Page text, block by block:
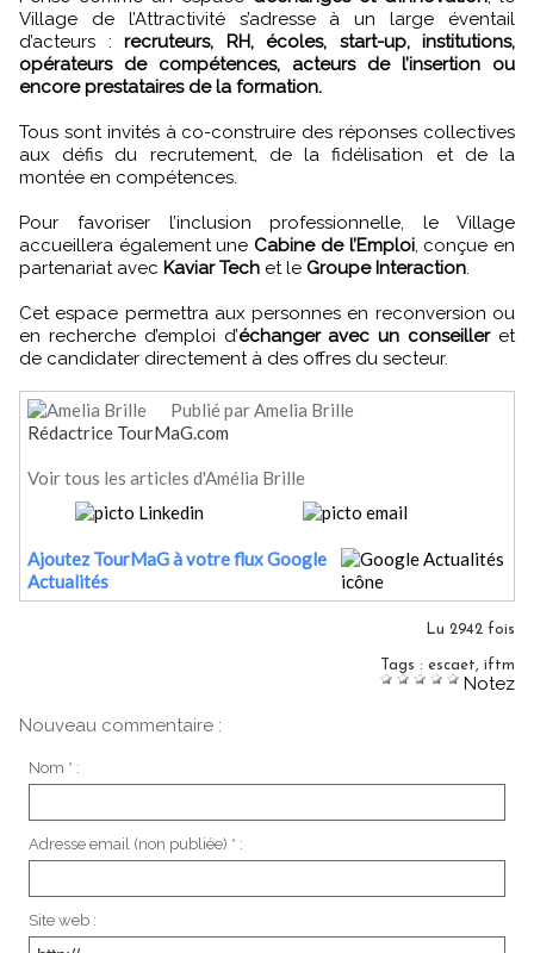
Village de l’Attractivité s’adresse à un large éventail
d’acteurs : recruteurs, RH, écoles, start-up, institutions,
opérateurs de compétences, acteurs de l’insertion ou
encore prestataires de la formation.
Tous sont invités à co-construire des réponses collectives
aux défis du recrutement, de la fidélisation et de la
montée en compétences.
Pour favoriser l’inclusion professionnelle, le Village
accueillera également une Cabine de l’Emploi, conçue en
partenariat avec Kaviar Tech et le Groupe Interaction.
Cet espace permettra aux personnes en reconversion ou
en recherche d’emploi d’échanger avec un conseilleret
de candidater directement à des offres du secteur.
Publié par Amelia Brille
Rédactrice TourMaG.com
Voir tous les articles d'Amélia Brille
Ajoutez TourMaG à votre flux Google
Actualités
Lu 2942 fois
Tags : escaet, iftm
Notez
Nouveau commentaire :
Nom * :
Adresse email (non publiée) * :
Site web :